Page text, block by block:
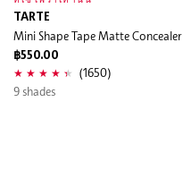
TARTE
Mini Shape Tape Matte Concealer
฿550.00
(1650)
9 shades